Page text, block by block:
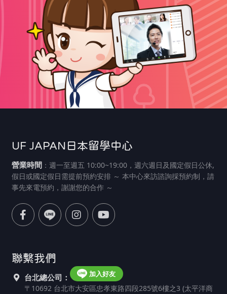
UF JAPAN日本留學中心
營業時間 ：週一至週五 10:00~19:00，週六週日及國定假日公休,
假日或國定假日需提前預約安排 ～ 本中心來訪諮詢採預約制，請
事先來電預約，謝謝您的合作 ～
聯繫我們
台北總公司： 加入好友
〒10692 台北市大安區忠孝東路四段285號6樓之3 (太平洋商